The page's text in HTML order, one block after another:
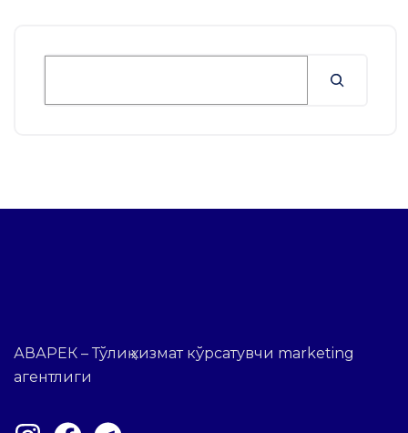
АВАРЕК – Тўлиқ хизмат кўрсатувчи marketing
агентлиги